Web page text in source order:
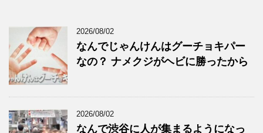
2026/08/02
なんでじゃんけんはグーチョキパー
なの？ ナメクジがヘビに勝ったから
2026/08/02
なんで渋谷に人が集まるようになっ